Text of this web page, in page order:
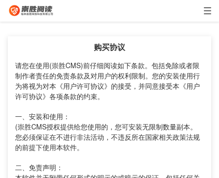
购买协议
请您在使用(崇胜CMS)前仔细阅读如下条款。包括免除或者限
制作者责任的免责条款及对用户的权利限制。您的安装使用行
为将视为对本《用户许可协议》的接受，并同意接受本《用户
许可协议》各项条款的约束。
一、安装和使用：
(崇胜CMS授权提供给您使用的，您可安装无限制数量副本。
您必须保证在不进行非法活动，不违反所在国家相关政策法规
的前提下使用本软件。
二、免责声明：